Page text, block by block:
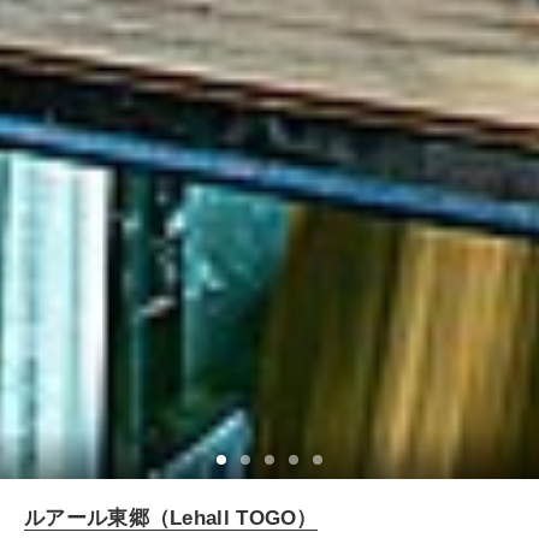
ルアール東郷（Lehall TOGO）